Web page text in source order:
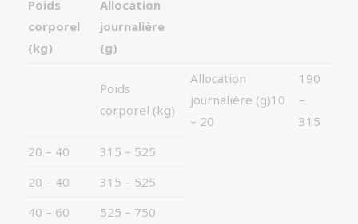
Poids
corporel
(kg)
Allocation
journalière
(g)
Poids
corporel (kg)
Allocation
journalière (g)10
– 20
190
–
315
20 – 40
315 – 525
20 – 40
315 – 525
40 – 60
525 – 750